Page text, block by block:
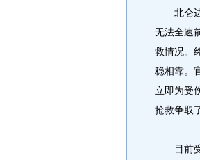
北仑边
无法全速
救情况。
稳相靠。
立即为受
抢救争取
目前受